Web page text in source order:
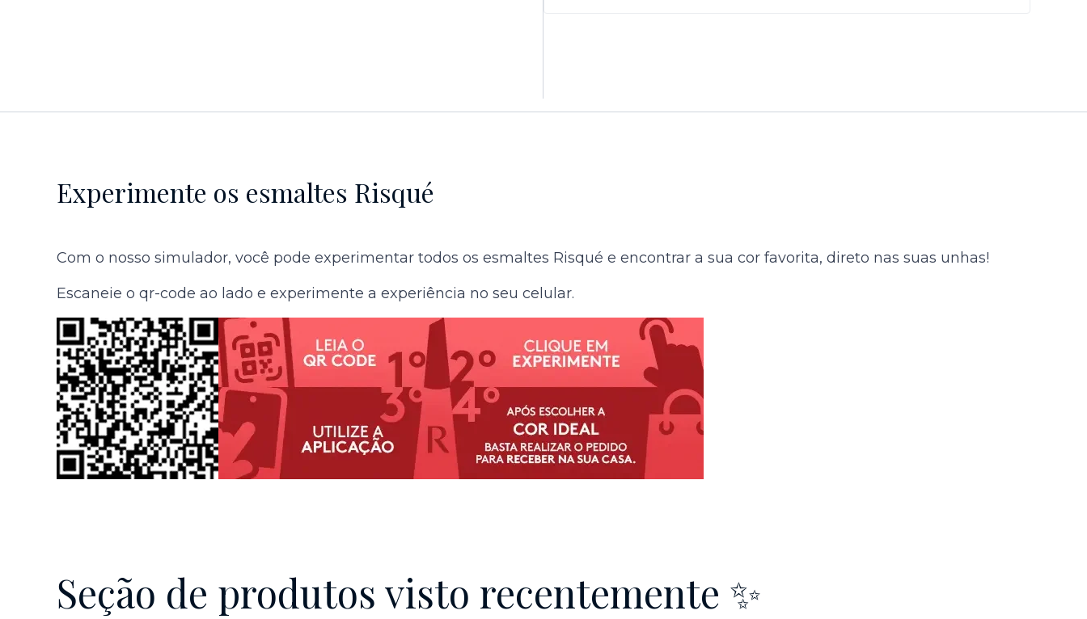
Experimente os esmaltes Risqué
Com o nosso simulador, você pode experimentar todos os esmaltes Risqué e encontrar a sua cor favorita, direto nas suas unhas!
Escaneie o qr-code ao lado e experimente a experiência no seu celular.
Seção de produtos visto recentemente ✨